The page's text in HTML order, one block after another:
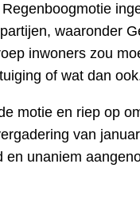
waaronder
inwoners zou
of wat dan
motie en riep op
van
en unaniem